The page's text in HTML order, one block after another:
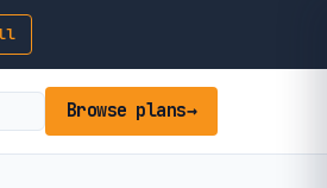
Browse plans→